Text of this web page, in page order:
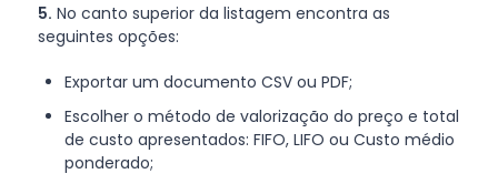
5. No canto superior da listagem encontra as
seguintes opções:
Exportar um documento CSV ou PDF;
Escolher o método de valorização do preço e total
de custo apresentados: FIFO, LIFO ou Custo médio
ponderado;